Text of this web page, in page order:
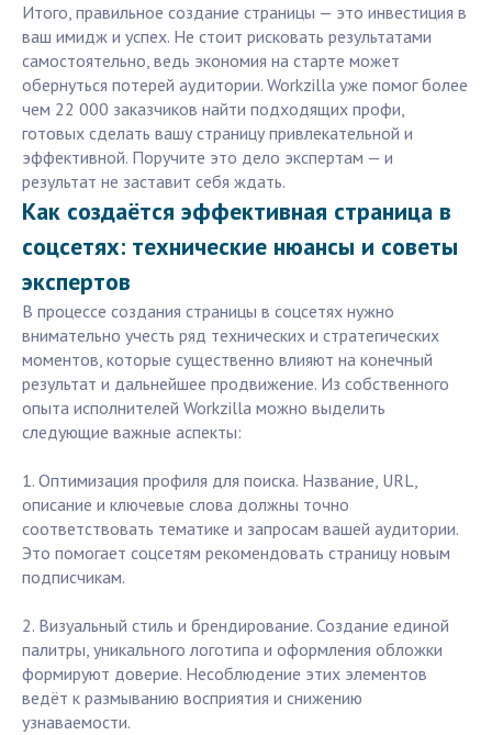
Итого, правильное создание страницы — это инвестиция в
ваш имидж и успех. Не стоит рисковать результатами
самостоятельно, ведь экономия на старте может
обернуться потерей аудитории. Workzilla уже помог более
чем 22 000 заказчиков найти подходящих профи,
готовых сделать вашу страницу привлекательной и
эффективной. Поручите это дело экспертам — и
результат не заставит себя ждать.
Как создаётся эффективная страница в
соцсетях: технические нюансы и советы
экспертов
В процессе создания страницы в соцсетях нужно
внимательно учесть ряд технических и стратегических
моментов, которые существенно влияют на конечный
результат и дальнейшее продвижение. Из собственного
опыта исполнителей Workzilla можно выделить
следующие важные аспекты:
1. Оптимизация профиля для поиска. Название, URL,
описание и ключевые слова должны точно
соответствовать тематике и запросам вашей аудитории.
Это помогает соцсетям рекомендовать страницу новым
подписчикам.
2. Визуальный стиль и брендирование. Создание единой
палитры, уникального логотипа и оформления обложки
формируют доверие. Несоблюдение этих элементов
ведёт к размыванию восприятия и снижению
узнаваемости.